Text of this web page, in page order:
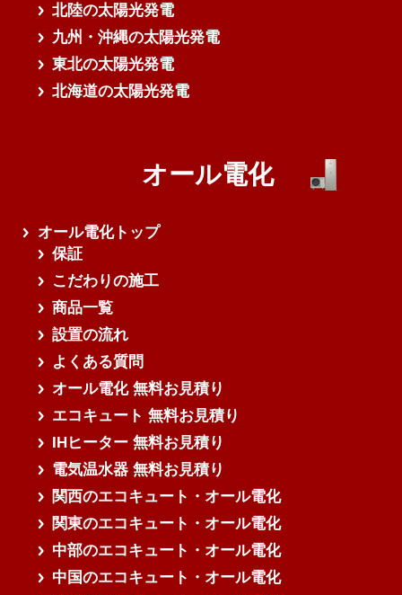
北陸の太陽光発電
九州・沖縄の太陽光発電
東北の太陽光発電
北海道の太陽光発電
オール電化
オール電化トップ
保証
こだわりの施工
商品一覧
設置の流れ
よくある質問
オール電化 無料お見積り
エコキュート 無料お見積り
IHヒーター 無料お見積り
電気温水器 無料お見積り
関西のエコキュート・オール電化
関東のエコキュート・オール電化
中部のエコキュート・オール電化
中国のエコキュート・オール電化